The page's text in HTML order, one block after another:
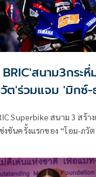
BRIC'สนาม3กระหึ่
ต'ร่วมแจม 'มิกซ์-
Superbike สนาม 3 สร้า
งขันครั้งแรกของ “โอม-ภวั
ซีซี (ST3) พร้อมกับอินฟ
มพูน” ลงแข่งขันในรุ่น